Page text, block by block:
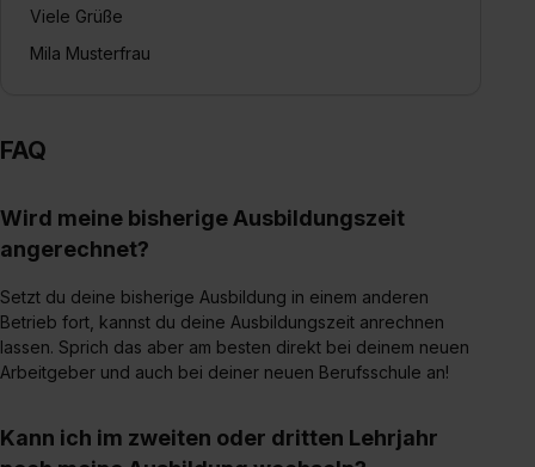
Viele Grüße
Mila Musterfrau
FAQ
Wird meine bisherige Ausbildungszeit
angerechnet?
Setzt du deine bisherige Ausbildung in einem anderen
Betrieb fort, kannst du deine Ausbildungszeit anrechnen
lassen. Sprich das aber am besten direkt bei deinem neuen
Arbeitgeber und auch bei deiner neuen Berufsschule an!
Kann ich im zweiten oder dritten Lehrjahr